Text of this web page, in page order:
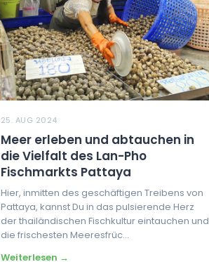
25. AUG 2024
Meer erleben und abtauchen in
die Vielfalt des Lan-Pho
Fischmarkts Pattaya
Hier, inmitten des geschäftigen Treibens von
Pattaya, kannst Du in das pulsierende Herz
der thailändischen Fischkultur eintauchen und
die frischesten Meeresfrüc...
Weiterlesen →